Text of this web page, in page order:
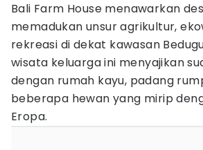
Bali Farm House menawarkan
memadukan unsur agrikultur,
rekreasi di dekat kawasan
wisata keluarga ini menyajikan
dengan rumah kayu, padang
beberapa hewan yang mirip
Eropa.